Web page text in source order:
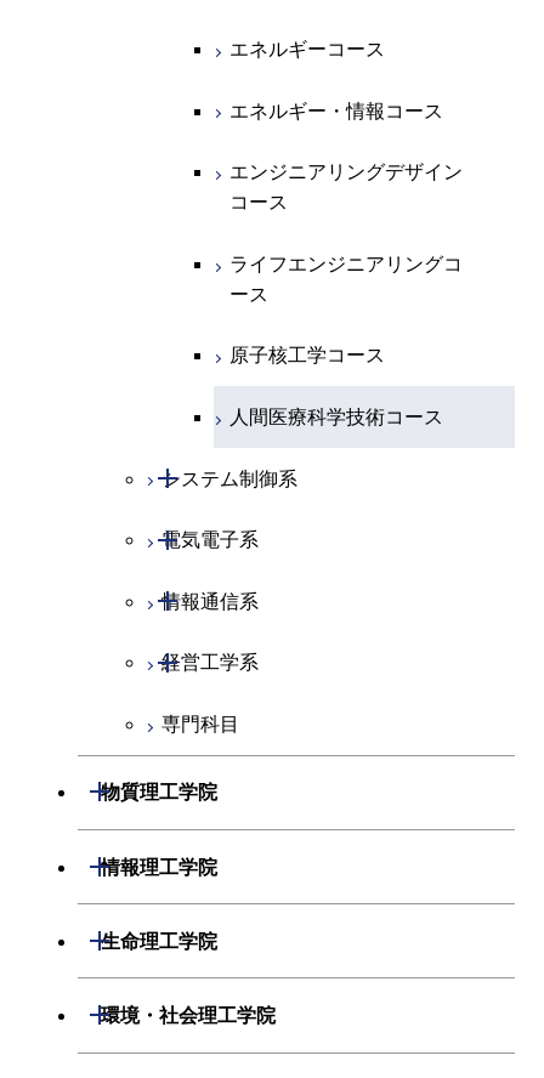
物質・情報卓越コース
化学コース
エネルギーコース
エネルギー・情報コース
地球惑星科学系
地球惑星科学コース
地球生命コース
エネルギーコース
エネルギー・情報コース
エンジニアリングデザイン
コース
ライフエンジニアリングコ
ース
原子核工学コース
人間医療科学技術コース
システム制御系
開閉
システム制御コース
エンジニアリングデザイン
電気電子系
開閉
電気電子コース
エネルギーコース
エネルギー・情報コース
情報通信系
開閉
情報通信コース
エンジニアリングデザイン
コース
人間医療科学技術コース
経営工学系
開閉
経営工学コース
専門科目
物質理工学院
開閉
材料系
開閉
エネルギーコース
応用化学コース
専門科目
情報理工学院
開閉
数理・計算科学系
開閉
知能情報コース
情報工学コース
専門科目
生命理工学院
開閉
生命理工学系
開閉
環境・社会理工学院
開閉